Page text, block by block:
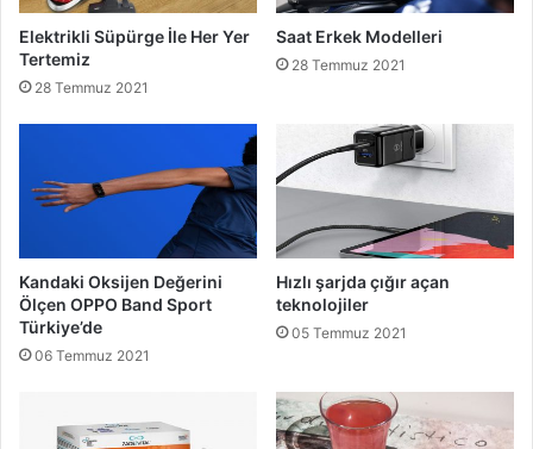
Elektrikli Süpürge İle Her Yer
Tertemiz
28 Temmuz 2021
Saat Erkek Modelleri
28 Temmuz 2021
Kandaki Oksijen Değerini
Ölçen OPPO Band Sport
Türkiye’de
06 Temmuz 2021
Hızlı şarjda çığır açan
teknolojiler
05 Temmuz 2021